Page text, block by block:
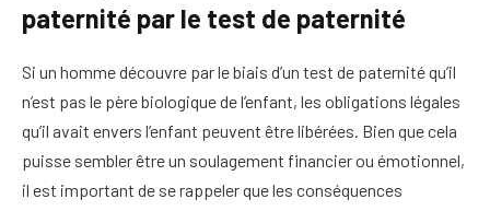
paternité par le test de paternité
Si un homme découvre par le biais d’un test de paternité qu’il
n’est pas le père biologique de l’enfant, les obligations légales
qu’il avait envers l’enfant peuvent être libérées. Bien que cela
puisse sembler être un soulagement financier ou émotionnel,
il est important de se rappeler que les conséquences